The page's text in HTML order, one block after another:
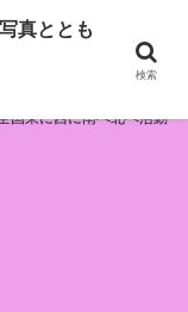
とともに！
国東に西に南へ北へ活動
真ととも
検索